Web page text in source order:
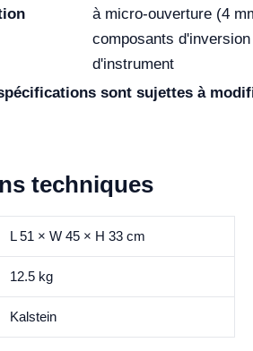
à micro-ouverture (4
composants d'inversion
d'instrument
sont sujettes à
techniques
L 51 × W 45 × H 33 cm
12.5 kg
Kalstein